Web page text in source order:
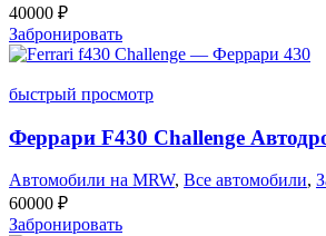
40000 ₽
Забронировать
быстрый просмотр
Феррари F430 Challenge
Автомобили на MRW, Все автомобили,
60000 ₽
Забронировать